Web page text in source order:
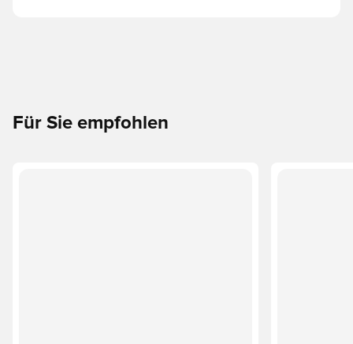
Für Sie empfohlen